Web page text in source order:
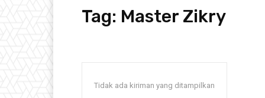
Tag: Master Zikry
Tidak ada kiriman yang ditampilkan